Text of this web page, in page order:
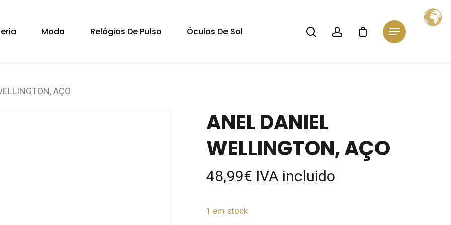
Moda Relógios De Pulso Óculos De Sol searchaccount Menu
Cart Close
AÇO
ANEL DANIEL
WELLINGTON, AÇO
48,99€ IVA incluido
1 em stock